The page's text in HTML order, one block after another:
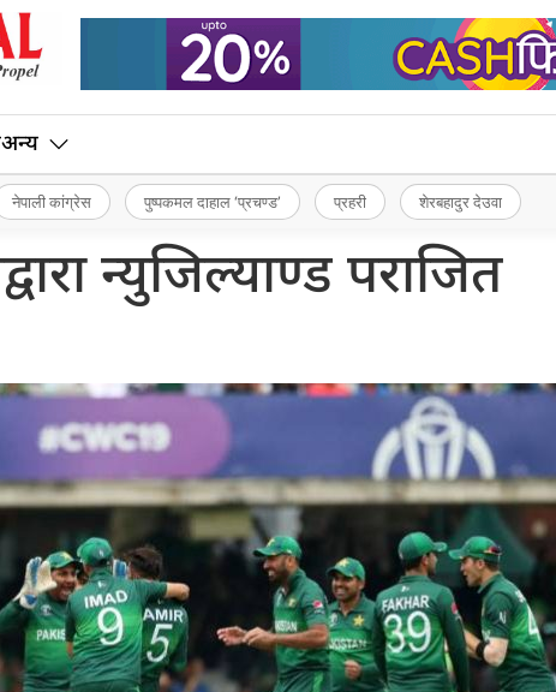
अन्य
नेपाली कांग्रेस पुष्पकमल दाहाल ‘प्रचण्ड’ प्रहरी शेरबहादुर देउवा
न्युजिल्याण्ड पराजित